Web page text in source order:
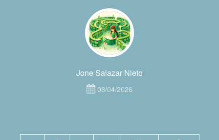
Jone Salazar Nieto
08/04/2026